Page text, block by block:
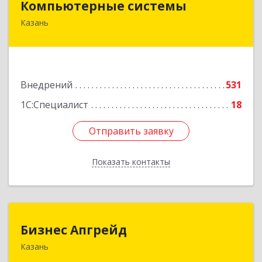
Компьютерные системы
Казань
Внедрений
531
1С:Специалист
18
Отправить заявку
Показать контакты
420066, Татарстан Респ, Казань г, Солдатская
Отправить заявку
Назад
Бизнес Апгрейд
Казань
420072, Татарстан Респ, Казань г, Гастелло ул,